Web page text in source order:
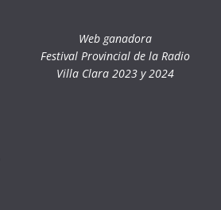
Web ganadora
Festival Provincial de la Radio
Villa Clara 2023 y 2024